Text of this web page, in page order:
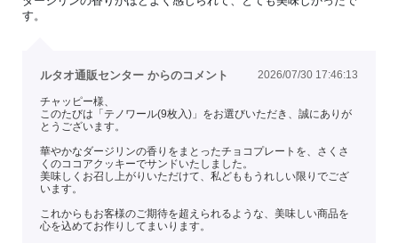
す。
ルタオ通販センター からのコメント 2026/07/30 17:46:13
チャッピー様、
このたびは「テノワール(9枚入)」をお選びいただき、誠にありが
とうございます。
華やかなダージリンの香りをまとったチョコプレートを、さくさ
くのココアクッキーでサンドいたしました。
美味しくお召し上がりいただけて、私どももうれしい限りでござ
います。
これからもお客様のご期待を超えられるような、美味しい商品を
心を込めてお作りしてまいります。